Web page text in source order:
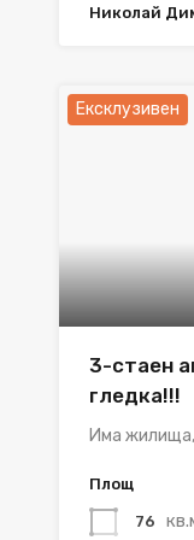
Николай
Ексклузивен
3-стаен
гледка!!!
Има
Площ
76